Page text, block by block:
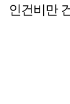
인건비만